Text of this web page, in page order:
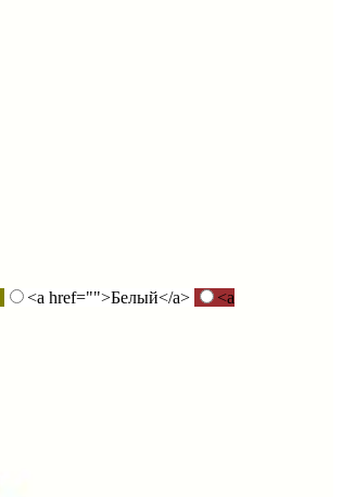
<a href="">Белый</a>
<a